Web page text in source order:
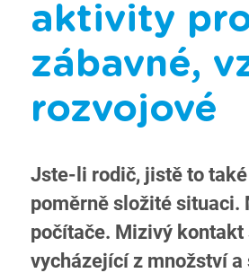
aktivity
zábavné,
rozvojové
Jste-li rodič, jistě to
poměrně složité situaci.
počítače. Mizivý
vycházející z množství